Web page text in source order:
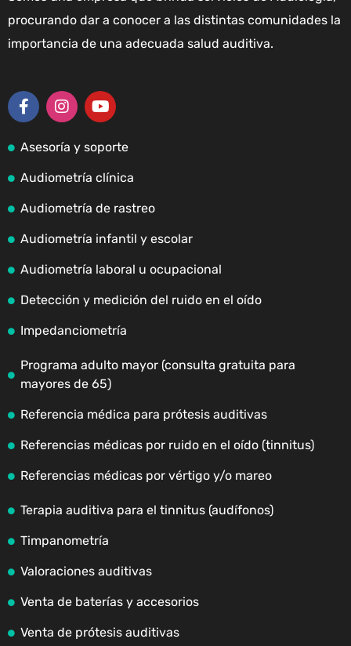
procurando dar a conocer a las distintas comunidades la
importancia de una adecuada salud auditiva.
Asesoría y soporte
Audiometría clínica
Audiometría de rastreo
Audiometría infantil y escolar
Audiometría laboral u ocupacional
Detección y medición del ruido en el oído
Impedanciometría
Programa adulto mayor (consulta gratuita para
mayores de 65)
Referencia médica para prótesis auditivas
Referencias médicas por ruido en el oído (tinnitus)
Referencias médicas por vértigo y/o mareo
Terapia auditiva para el tinnitus (audífonos)
Timpanometría
Valoraciones auditivas
Venta de baterías y accesorios
Venta de prótesis auditivas